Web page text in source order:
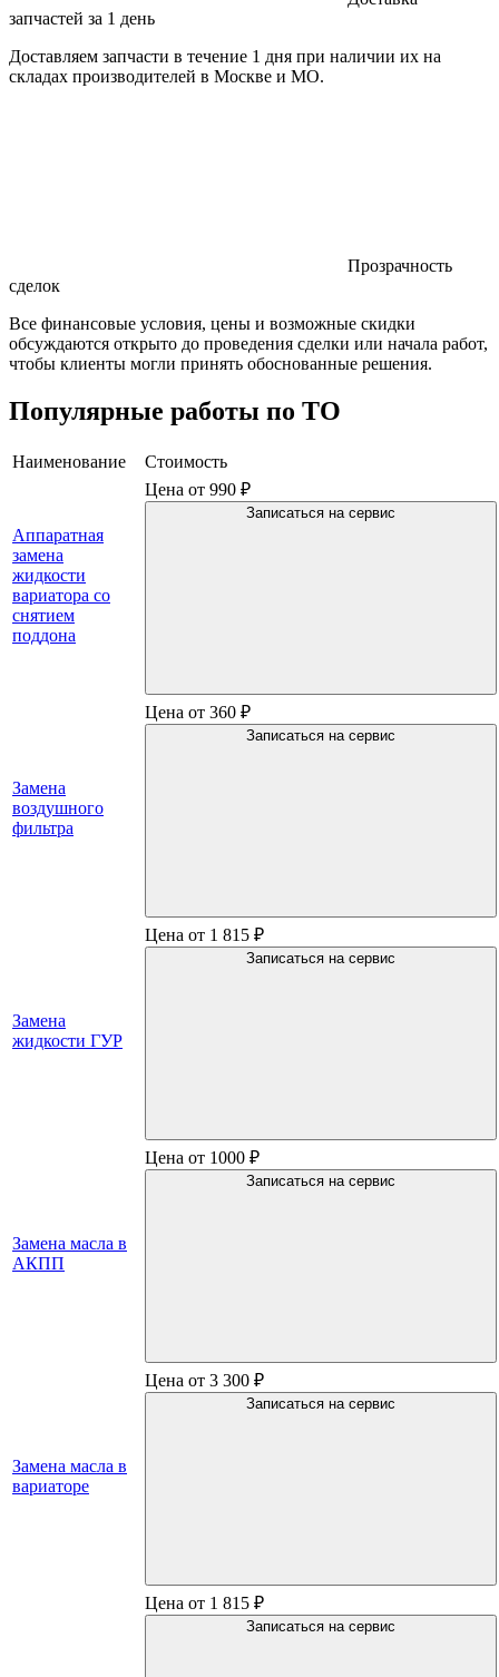
запчастей за 1 день
Доставляем запчасти в течение 1 дня при наличии их на
складах производителей в Москве и МО.
Прозрачность
сделок
Все финансовые условия, цены и возможные скидки
обсуждаются открыто до проведения сделки или начала работ,
чтобы клиенты могли принять обоснованные решения.
Популярные работы по ТО
Наименование Стоимость
Аппаратная
замена
жидкости
вариатора со
снятием
поддона
Цена от 990 ₽
Записаться на сервис
Замена
воздушного
фильтра
Цена от 360 ₽
Записаться на сервис
Замена
жидкости ГУР
Цена от 1 815 ₽
Записаться на сервис
Замена масла в
АКПП
Цена от 1000 ₽
Записаться на сервис
Замена масла в
вариаторе
Цена от 3 300 ₽
Записаться на сервис
Цена от 1 815 ₽
Записаться на сервис